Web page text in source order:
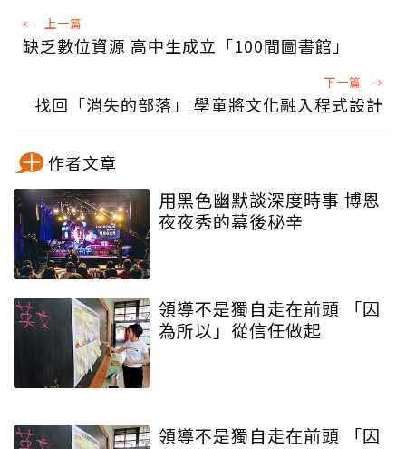
← 上一篇
缺乏數位資源 高中生成立「100間圖書館」
下一篇 →
找回「消失的部落」 學童將文化融入程式設計
作者文章
用黑色幽默談深度時事 博恩
夜夜秀的幕後秘辛
領導不是獨自走在前頭 「因
為所以」從信任做起
領導不是獨自走在前頭 「因